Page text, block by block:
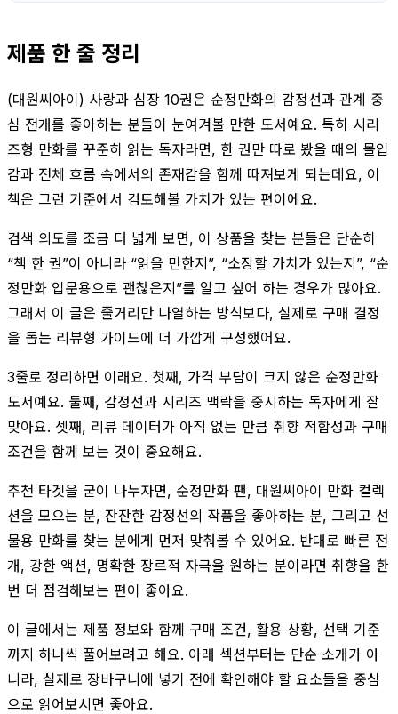
제품 한 줄 정리
(대원씨아이) 사랑과 심장 10권은 순정만화의 감정선과 관계 중
심 전개를 좋아하는 분들이 눈여겨볼 만한 도서예요. 특히 시리
즈형 만화를 꾸준히 읽는 독자라면, 한 권만 따로 봤을 때의 몰입
감과 전체 흐름 속에서의 존재감을 함께 따져보게 되는데요, 이
책은 그런 기준에서 검토해볼 가치가 있는 편이에요.
검색 의도를 조금 더 넓게 보면, 이 상품을 찾는 분들은 단순히
“책 한 권”이 아니라 “읽을 만한지”, “소장할 가치가 있는지”, “순
정만화 입문용으로 괜찮은지”를 알고 싶어 하는 경우가 많아요.
그래서 이 글은 줄거리만 나열하는 방식보다, 실제로 구매 결정
을 돕는 리뷰형 가이드에 더 가깝게 구성했어요.
3줄로 정리하면 이래요. 첫째, 가격 부담이 크지 않은 순정만화
도서예요. 둘째, 감정선과 시리즈 맥락을 중시하는 독자에게 잘
맞아요. 셋째, 리뷰 데이터가 아직 없는 만큼 취향 적합성과 구매
조건을 함께 보는 것이 중요해요.
추천 타겟을 굳이 나누자면, 순정만화 팬, 대원씨아이 만화 컬렉
션을 모으는 분, 잔잔한 감정선의 작품을 좋아하는 분, 그리고 선
물용 만화를 찾는 분에게 먼저 맞춰볼 수 있어요. 반대로 빠른 전
개, 강한 액션, 명확한 장르적 자극을 원하는 분이라면 취향을 한
번 더 점검해보는 편이 좋아요.
이 글에서는 제품 정보와 함께 구매 조건, 활용 상황, 선택 기준
까지 하나씩 풀어보려고 해요. 아래 섹션부터는 단순 소개가 아
니라, 실제로 장바구니에 넣기 전에 확인해야 할 요소들을 중심
으로 읽어보시면 좋아요.